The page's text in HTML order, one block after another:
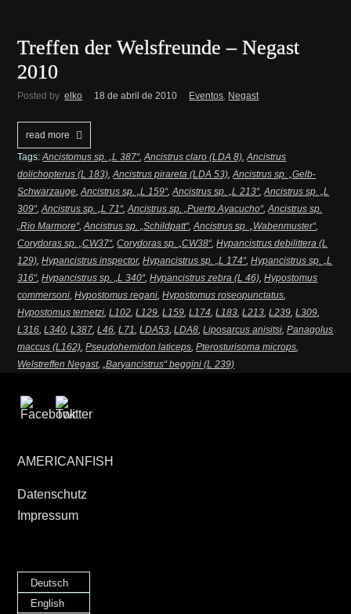
Treffen der Welsfreunde – Negast
2010
Posted by elko 18 de abril de 2010 Eventos, Negast
read more
Tags:Ancistomus sp. „L 387“,Ancistrus claro (LDA 8),Ancistrus
dolichopterus (L 183),Ancistrus pirareta (LDA 53),Ancistrus sp. „Gelb-
Schwarzauge,Ancistrus sp. „L 159“,Ancistrus sp. „L 213“,Ancistrus sp. „L
309“,Ancistrus sp. „L 71“,Ancistrus sp. „Puerto Ayacucho“,Ancistrus sp.
„Rio Marmore“,Ancistrus sp. „Schildpatt“,Ancistrus sp. „Wabenmuster“,
Corydoras sp. „CW37“,Corydoras sp. „CW38“,Hypancistrus debilittera (L
129),Hypancistrus inspector,Hypancistrus sp. „L 174“,Hypancistrus sp. „L
316“,Hypancistrus sp. „L 340“,Hypancistrus zebra (L 46),Hypostomus
commersoni,Hypostomus regani,Hypostomus roseopunctatus,
Hypostomus ternetzi,L102,L129,L159,L174,L183,L213,L239,L309,
L316,L340,L387,L46,L71,LDA53,LDA8,Liposarcus anisitsi,Panaqolus
maccus (L162),Pseudohemidon laticeps,Pterosturisoma microps,
Welstreffen Negast,„Baryancistrus“ beggini (L 239)
AMERICANFISH
Datenschutz
Impressum
Deutsch
English